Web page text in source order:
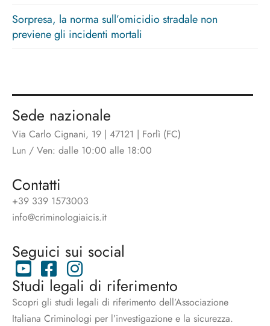
Sorpresa, la norma sull’omicidio stradale non
previene gli incidenti mortali
Sede nazionale
Via Carlo Cignani, 19 | 47121 | Forlì (FC)
Lun / Ven: dalle 10:00 alle 18:00
Contatti
+39 339 1573003
info@criminologiaicis.it
Seguici sui social
Studi legali di riferimento
Scopri gli studi legali di riferimento dell’Associazione
Italiana Criminologi per l’investigazione e la sicurezza.